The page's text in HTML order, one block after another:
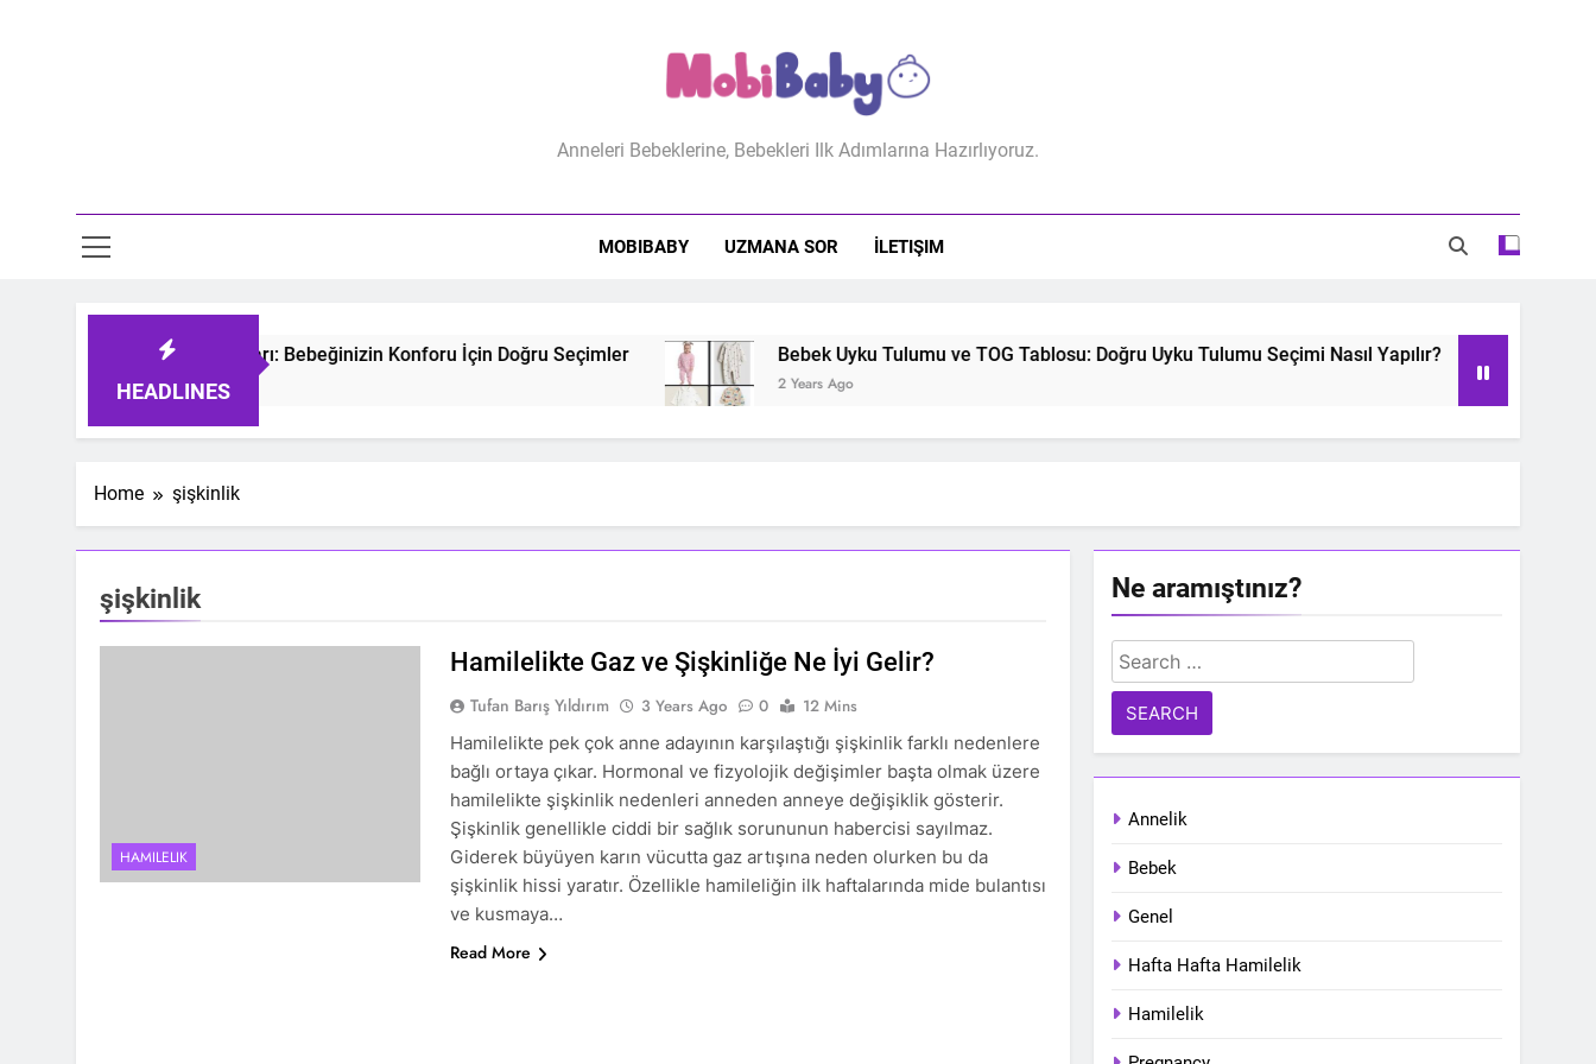
MobiBaby
Anneleri Bebeklerine, Bebekleri Ilk Adımlarına Hazırlıyoruz.
MOBIBABY UZMANA SOR İLETIŞIM
HEADLINES
Bebek Uyku Tulumları: Bebeğinizin Konforu İçin Doğru Seçimler Bebek Uyku Tulumu ve TOG Tablosu: Doğru Uyku Tulumu Seçimi Nasıl Yapılır?
2 Years Ago
Home şişkinlik
şişkinlik
HAMILELIK
Hamilelikte Gaz ve Şişkinliğe Ne İyi Gelir?
Tufan Barış Yıldırım 3 Years Ago 0
12 Mins
Hamilelikte pek çok anne adayının karşılaştığı şişkinlik farklı nedenlere
bağlı ortaya çıkar. Hormonal ve fizyolojik değişimler başta olmak üzere
hamilelikte şişkinlik nedenleri anneden anneye değişiklik gösterir.
Şişkinlik genellikle ciddi bir sağlık sorununun habercisi sayılmaz.
Giderek büyüyen karın vücutta gaz artışına neden olurken bu da
şişkinlik hissi yaratır. Özellikle hamileliğin ilk haftalarında mide bulantısı
ve kusmaya…
Read More
Ne aramıştınız?
Search
for:
Annelik
Bebek
Genel
Hafta Hafta Hamilelik
Hamilelik